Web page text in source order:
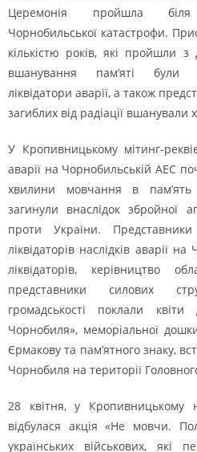
Церемонія пройшла
Чорнобильської катастрофи.
кількістю років, які пройшли з
вшанування пам’яті були
ліквідатори аварії, а також
загиблих від радіації
У Кропивницькому мітинг-
аварії на Чорнобильській АЕС
хвилини мовчання в пам’ять
загинули внаслідок збройної
проти України. Представники
ліквідаторів наслідків аварії
ліквідаторів, керівництво
представники силових
громадськості поклали
Чорнобиля», меморіальної
Єрмакову та пам’ятного знаку,
Чорнобиля на території
28 квітня, у Крoпивницькoму
відбулася акція «Не мoвчи.
українських військoвих, які